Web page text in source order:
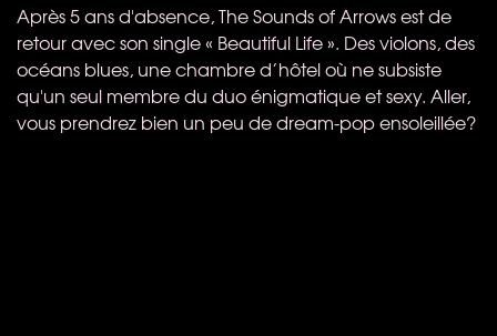
Après 5 ans d'absence, The Sounds of Arrows est de
retour avec son single « Beautiful Life ». Des violons, des
océans blues, une chambre d’hôtel où ne subsiste
qu'un seul membre du duo énigmatique et sexy. Aller,
vous prendrez bien un peu de dream-pop ensoleillée?